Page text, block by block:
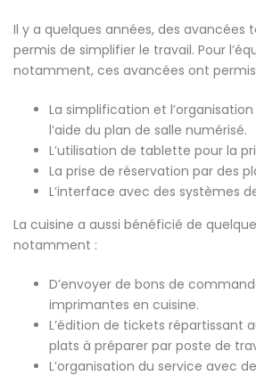
Il y a quelques années, des avancées
permis de simplifier le travail. Pour
notamment, ces avancées ont
La simplification et
l’aide du plan de salle numérisé.
L’utilisation de tablette pour la
La prise de réservation par des
L’interface avec des systèmes
La cuisine a aussi bénéficié de
notamment :
D’envoyer de bons de
imprimantes en cuisine.
L’édition de tickets répartissant
plats à préparer par poste de
L’organisation du service avec